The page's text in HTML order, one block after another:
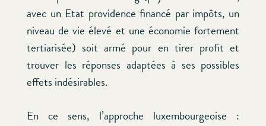
avec un Etat providence financé par impôts, un
niveau de vie élevé et une économie fortement
tertiarisée) soit armé pour en tirer profit et
trouver les réponses adaptées à ses possibles
effets indésirables.
En ce sens, l’approche luxembourgeoise :